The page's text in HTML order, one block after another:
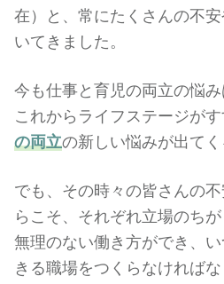
在）と、常にたくさんの不
いてきました。
今も仕事と育児の両立の悩
これからライフステージがす
の両立の新しい悩みが出てく
でも、その時々の皆さんの
らこそ、それぞれ立場のち
無理のない働き方ができ、
きる職場をつくらなければ